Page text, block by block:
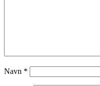
Navn *